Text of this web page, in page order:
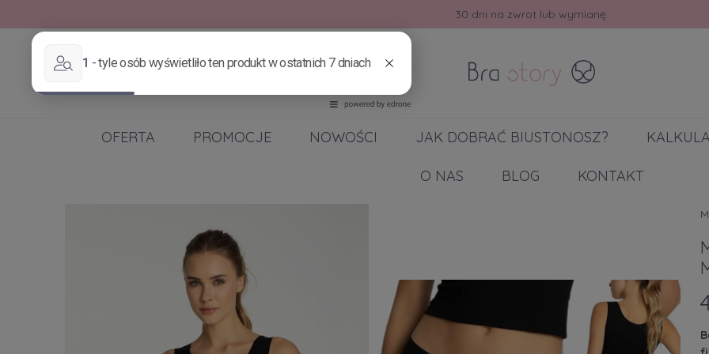
30 dni na zwrot lub wymianę.
OFERTA PROMOCJE NOWOŚCI JAK DOBRAĆ BIUSTONOSZ?
O NAS BLOG KONTAKT